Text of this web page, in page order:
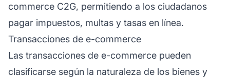
commerce C2G, permitiendo a los ciudadanos
pagar impuestos, multas y tasas en línea.
Transacciones de e-commerce
Las transacciones de e-commerce pueden
clasificarse según la naturaleza de los bienes y